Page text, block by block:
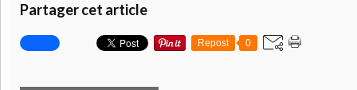
Partager cet article
Repost 0